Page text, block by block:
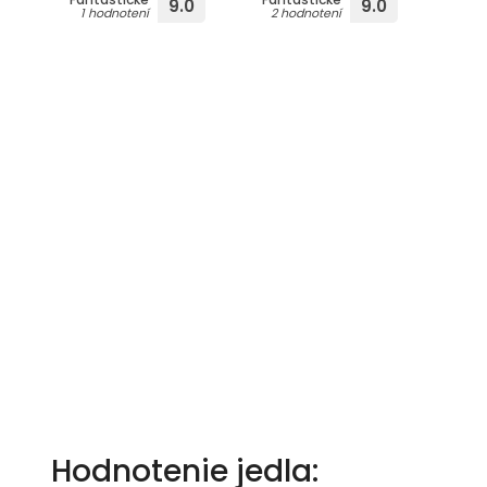
1 hodnotení 9.0 2 hodnotení 9.0
Hodnotenie jedla: